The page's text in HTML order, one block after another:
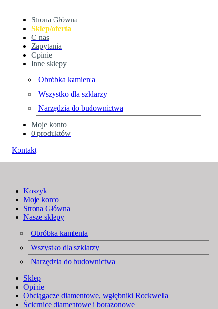
Strona Główna
Sklep/oferta
O nas
Zapytania
Opinie
Inne sklepy
Obróbka kamienia
Wszystko dla szklarzy
Narzędzia do budownictwa
Moje konto
0 produktów
Kontakt
Polityka Prywatności
Polityka Prywatności
Koszyk
Moje konto
Strona Główna
Nasze sklepy
Obróbka kamienia
Wszystko dla szklarzy
Narzędzia do budownictwa
Sklep
Opinie
Obciągacze diamentowe, wgłębniki Rockwella
Ściernice diamentowe i borazonowe